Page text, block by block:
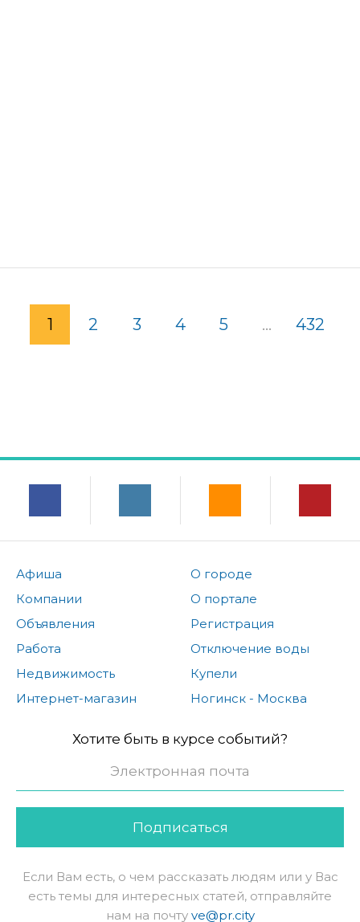
1 2 3 4 5 ... 432
Афиша
Компании
Объявления
Работа
Недвижимость
Интернет-магазин
О городе
О портале
Регистрация
Отключение воды
Купели
Ногинск - Москва
Хотите быть в курсе событий?
Подписаться
Если Вам есть, о чем рассказать людям или у Вас
есть темы для интересных статей, отправляйте
нам на почту ve@pr.city